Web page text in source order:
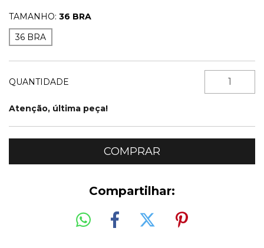
TAMANHO: 36 BRA
36 BRA
QUANTIDADE
Atenção, última peça!
Compartilhar: